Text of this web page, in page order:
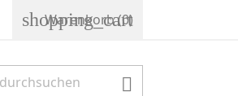
shopping_cart
Warenkorb(0)
